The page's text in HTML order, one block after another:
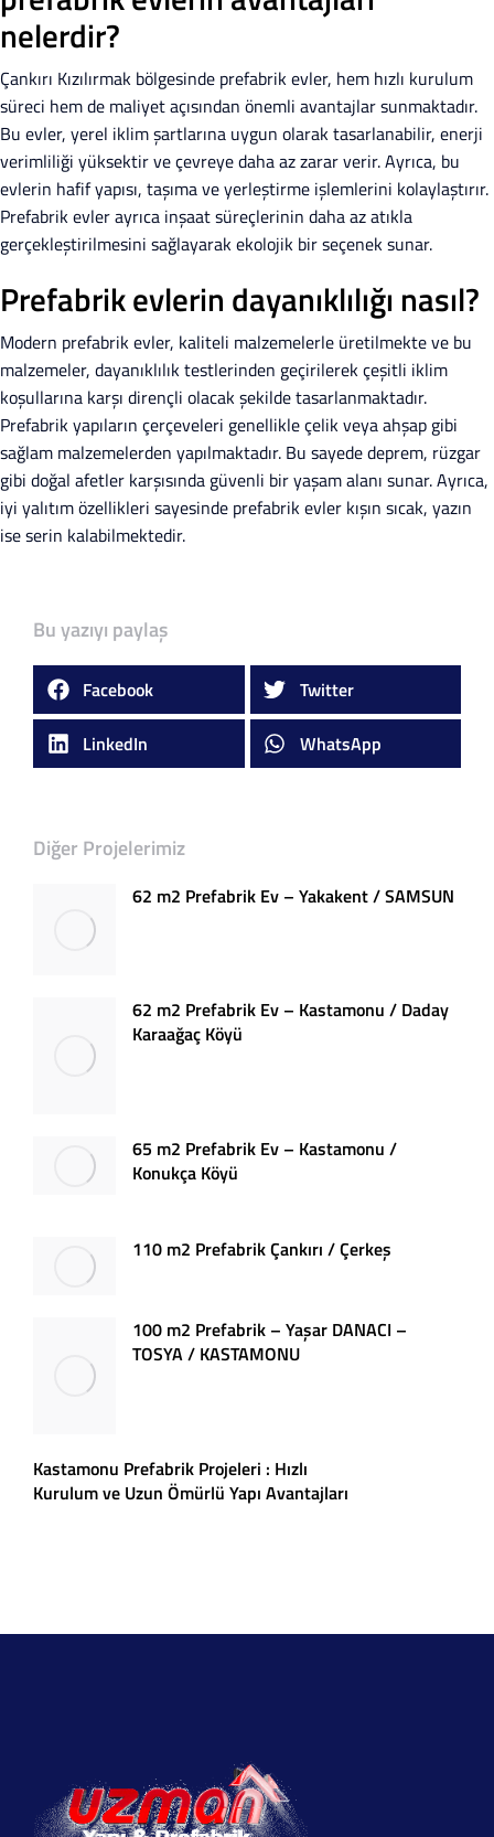
nelerdir?
Çankırı Kızılırmak bölgesinde prefabrik evler, hem hızlı kurulum
süreci hem de maliyet açısından önemli avantajlar sunmaktadır.
Bu evler, yerel iklim şartlarına uygun olarak tasarlanabilir, enerji
verimliliği yüksektir ve çevreye daha az zarar verir. Ayrıca, bu
evlerin hafif yapısı, taşıma ve yerleştirme işlemlerini kolaylaştırır.
Prefabrik evler ayrıca inşaat süreçlerinin daha az atıkla
gerçekleştirilmesini sağlayarak ekolojik bir seçenek sunar.
Prefabrik evlerin dayanıklılığı nasıl?
Modern prefabrik evler, kaliteli malzemelerle üretilmekte ve bu
malzemeler, dayanıklılık testlerinden geçirilerek çeşitli iklim
koşullarına karşı dirençli olacak şekilde tasarlanmaktadır.
Prefabrik yapıların çerçeveleri genellikle çelik veya ahşap gibi
sağlam malzemelerden yapılmaktadır. Bu sayede deprem, rüzgar
gibi doğal afetler karşısında güvenli bir yaşam alanı sunar. Ayrıca,
iyi yalıtım özellikleri sayesinde prefabrik evler kışın sıcak, yazın
ise serin kalabilmektedir.
Bu yazıyı paylaş
Facebook Twitter
LinkedIn WhatsApp
Diğer Projelerimiz
62 m2 Prefabrik Ev – Yakakent / SAMSUN
62 m2 Prefabrik Ev – Kastamonu / Daday
Karaağaç Köyü
65 m2 Prefabrik Ev – Kastamonu /
Konukça Köyü
110 m2 Prefabrik Çankırı / Çerkeş
100 m2 Prefabrik – Yaşar DANACI –
TOSYA / KASTAMONU
Kastamonu Prefabrik Projeleri : Hızlı
Kurulum ve Uzun Ömürlü Yapı Avantajları